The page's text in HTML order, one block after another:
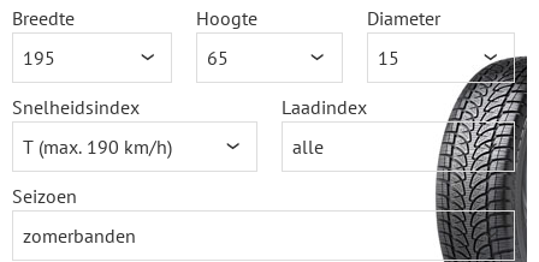
Breedte Hoogte Diameter
Snelheidsindex Laadindex
Seizoen